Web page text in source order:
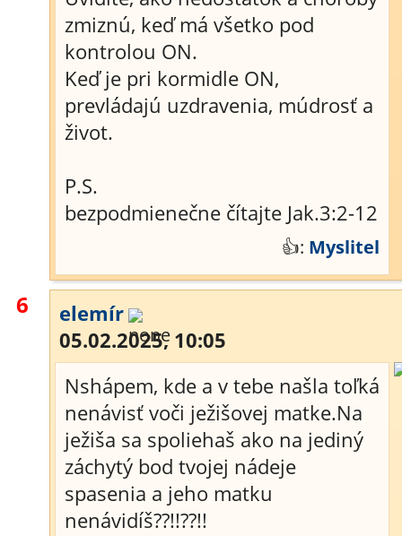
zmiznú, keď má všetko pod
kontrolou ON.
Keď je pri kormidle ON,
prevládajú uzdravenia, múdrosť a
život.
P.S.
bezpodmienečne čítajte Jak.3:2-12
👍: Myslitel
6
elemír
05.02.2025, 10:05
Nshápem, kde a v tebe našla toľká
nenávisť voči ježišovej matke.Na
ježiša sa spoliehaš ako na jediný
záchytý bod tvojej nádeje
spasenia a jeho matku
nenávidíš??!!??!!